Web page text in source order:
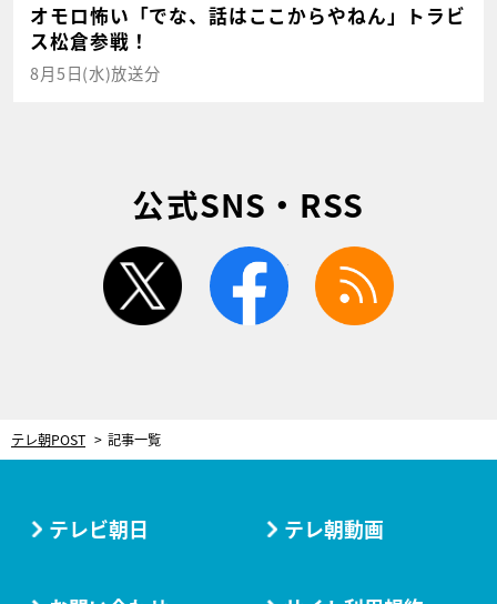
オモロ怖い「でな、話はここからやねん」トラビ
ス松倉参戦！
8月5日(水)放送分
公式SNS・RSS
twitter facebook
テレ朝POST 記事一覧
テレビ朝日 テレ朝動画